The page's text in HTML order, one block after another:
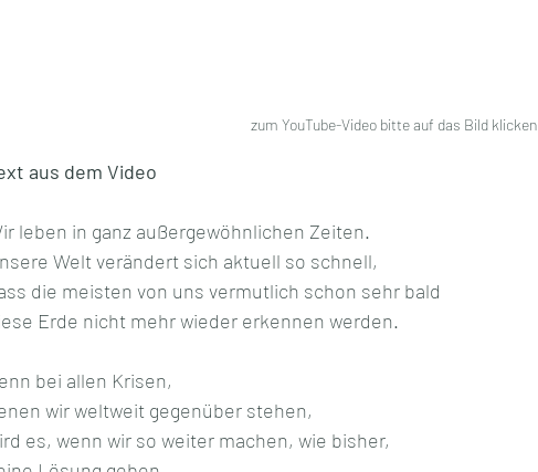
zum YouTube-Video bitte auf das Bild klicken
aus dem Video
leben in ganz außergewöhnlichen Zeiten.
Welt verändert sich aktuell so schnell,
die meisten von uns vermutlich schon sehr bald
Erde nicht mehr wieder erkennen werden.
bei allen Krisen,
wir weltweit gegenüber stehen,
es, wenn wir so weiter machen, wie bisher,